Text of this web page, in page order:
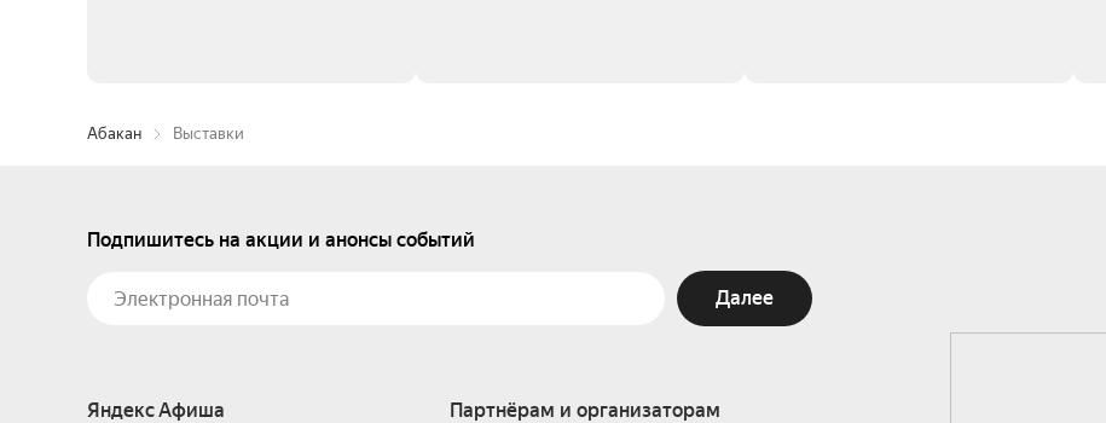
Абакан Выставки
Подпишитесь на акции и анонсы событий
Далее
Яндекс Афиша Партнёрам и организаторам